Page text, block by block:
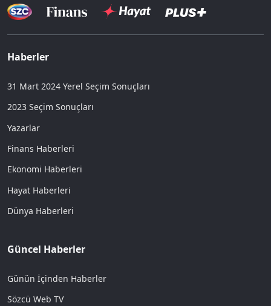
Haberler
31 Mart 2024 Yerel Seçim Sonuçları
2023 Seçim Sonuçları
Yazarlar
Finans Haberleri
Ekonomi Haberleri
Hayat Haberleri
Dünya Haberleri
Güncel Haberler
Günün İçinden Haberler
Sözcü Web TV